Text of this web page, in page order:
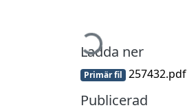
Hämtar...
Ladda ner
Primär fil 257432.pdf
Publicerad